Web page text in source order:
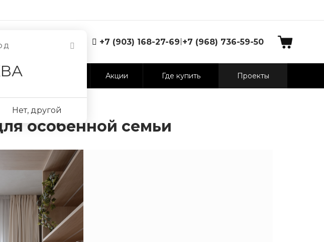
Нет, другой
+7 (903) 168-27-69|+7 (968) 736-59-50
Информация Акции Где купить Проекты
особенной семьи